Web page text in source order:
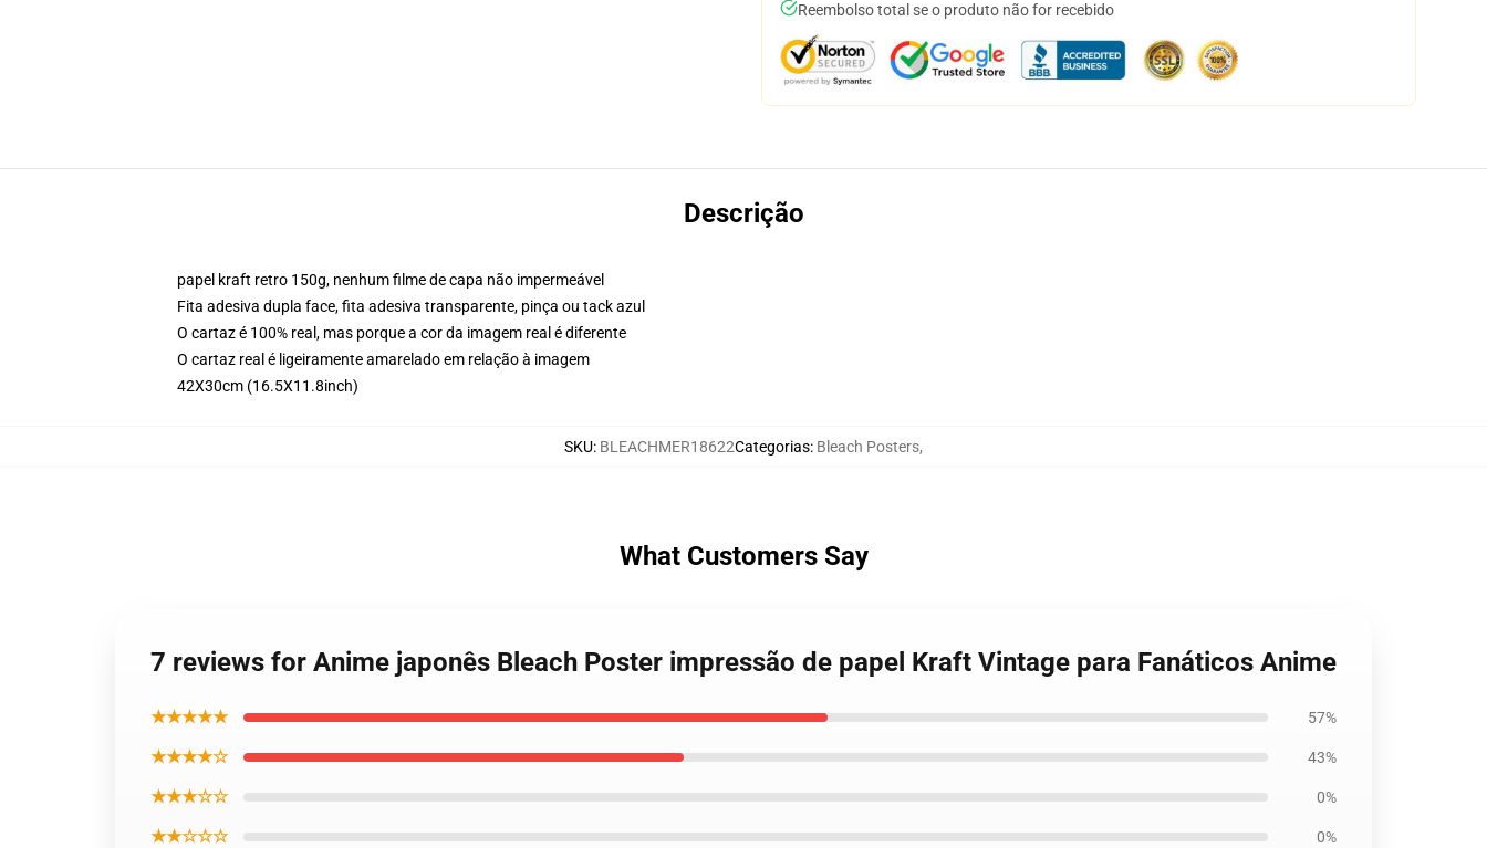
Reembolso total se o produto não for recebido
Descrição
papel kraft retro 150g, nenhum filme de capa não impermeável
Fita adesiva dupla face, fita adesiva transparente, pinça ou tack azul
O cartaz é 100% real, mas porque a cor da imagem real é diferente
O cartaz real é ligeiramente amarelado em relação à imagem
42X30cm (16.5X11.8inch)
SKU: BLEACHMER18622Categorias: Bleach Posters,
What Customers Say
7 reviews for Anime japonês Bleach Poster impressão de papel Kraft Vintage para Fanáticos Anime
★★★★★ 57%
★★★★☆ 43%
★★★☆☆ 0%
★★☆☆☆ 0%